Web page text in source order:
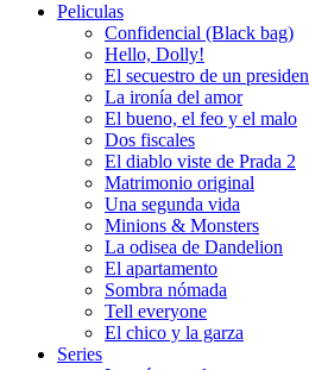
Peliculas
Confidencial (Black bag)
Hello, Dolly!
El secuestro de un
La ironía del amor
El bueno, el feo y el malo
Dos fiscales
El diablo viste de Prada 2
Matrimonio original
Una segunda vida
Minions & Monsters
La odisea de Dandelion
El apartamento
Sombra nómada
Tell everyone
El chico y la garza
Series